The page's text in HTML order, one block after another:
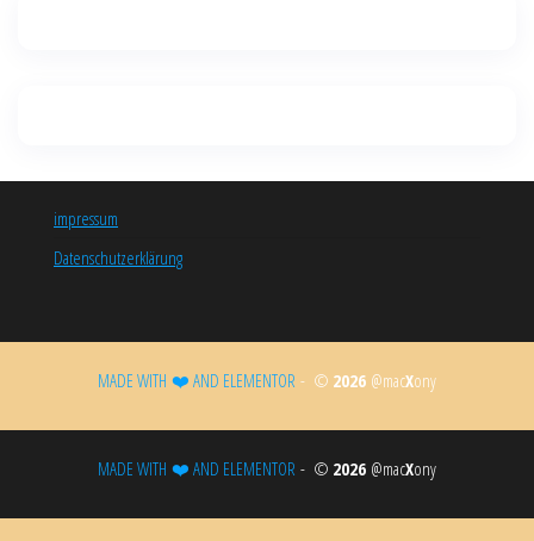
impressum
Datenschutzerklärung
MADE WITH ❤️ AND ELEMENTOR​ - © 2026 @macXony
MADE WITH ❤️ AND ELEMENTOR​ - © 2026 @macXony